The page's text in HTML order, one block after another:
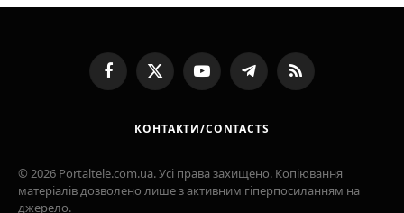
FacebookX
(Twitter)
YouTube TelegramRSS
КОНТАКТИ/CONTACTS
© 2026 Portaltele.com.ua. Усі права захищено. Копіювання
матеріалів дозволено лише з активним гіперпосиланням на
джерело.